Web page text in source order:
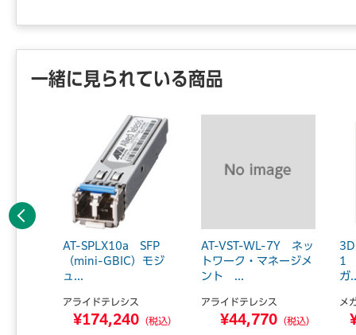
一緒に見られている商品
AT-SPLX10a SFP
（mini-GBIC）モジ
ュ...
アライドテレシス
¥174,240 （税込）
AT-VST-WL-7Y ネッ
トワーク・マネージメ
ント ...
アライドテレシス
¥44,770 （税込）
1
ガ
メ
前へ